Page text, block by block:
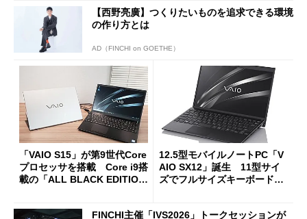
【西野亮廣】つくりたいものを追求できる環境
の作り方とは
AD（FINCHI on GOETHE）
「VAIO S15」が第9世代Core
プロセッサを搭載 Core i9搭
載の「ALL BLACK EDITIO
12.5型モバイルノートPC「V
AIO SX12」誕生 11型サイ
ズでフルサイズキーボード搭
FINCHI主催「IVS2026」トークセッションが